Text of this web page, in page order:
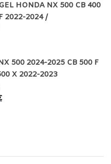
HONDA NX 500 CB 400
2022-2024 /
500 2024-2025 CB 500 F
X 2022-2023